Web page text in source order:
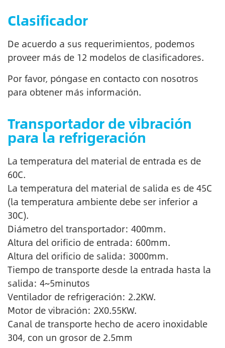
Clasificador
De acuerdo a sus requerimientos, podemos
proveer más de 12 modelos de clasificadores.
Por favor, póngase en contacto con nosotros
para obtener más información.
Transportador de vibración
para la refrigeración
La temperatura del material de entrada es de
60C.
La temperatura del material de salida es de 45C
(la temperatura ambiente debe ser inferior a
30C).
Diámetro del transportador: 400mm.
Altura del orificio de entrada: 600mm.
Altura del orificio de salida: 3000mm.
Tiempo de transporte desde la entrada hasta la
salida: 4~5minutos
Ventilador de refrigeración: 2.2KW.
Motor de vibración: 2X0.55KW.
Canal de transporte hecho de acero inoxidable
304, con un grosor de 2.5mm